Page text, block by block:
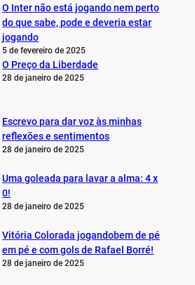
O Inter não está jogando nem perto
do que sabe, pode e deveria estar
jogando
5 de fevereiro de 2025
O Preço da Liberdade
28 de janeiro de 2025
Escrevo para dar voz às minhas
reflexões e sentimentos
28 de janeiro de 2025
Uma goleada para lavar a alma: 4 x
0!
28 de janeiro de 2025
Vitória Colorada jogandobem de pé
em pé e com gols de Rafael Borré!
28 de janeiro de 2025